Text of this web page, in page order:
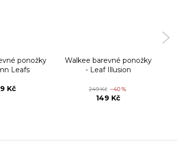
ponožky
Leafs
Kč
Walkee barevné ponožky
- Leaf Illusion
249 Kč –40 %
149 Kč